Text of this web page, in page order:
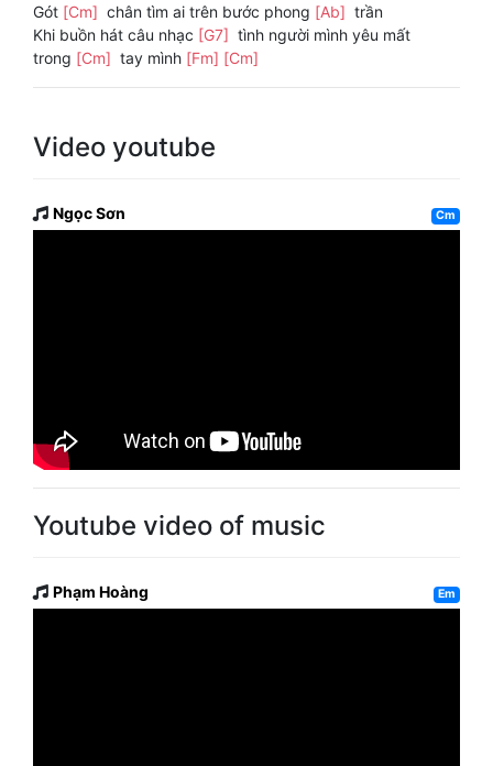
Gót [Cm] chân tìm ai trên bước phong [Ab] trần
Khi buồn hát câu nhạc [G7] tình người mình yêu mất
trong [Cm] tay mình [Fm] [Cm]
Video youtube
Ngọc Sơn Cm
Youtube video of music
Phạm Hoàng Em